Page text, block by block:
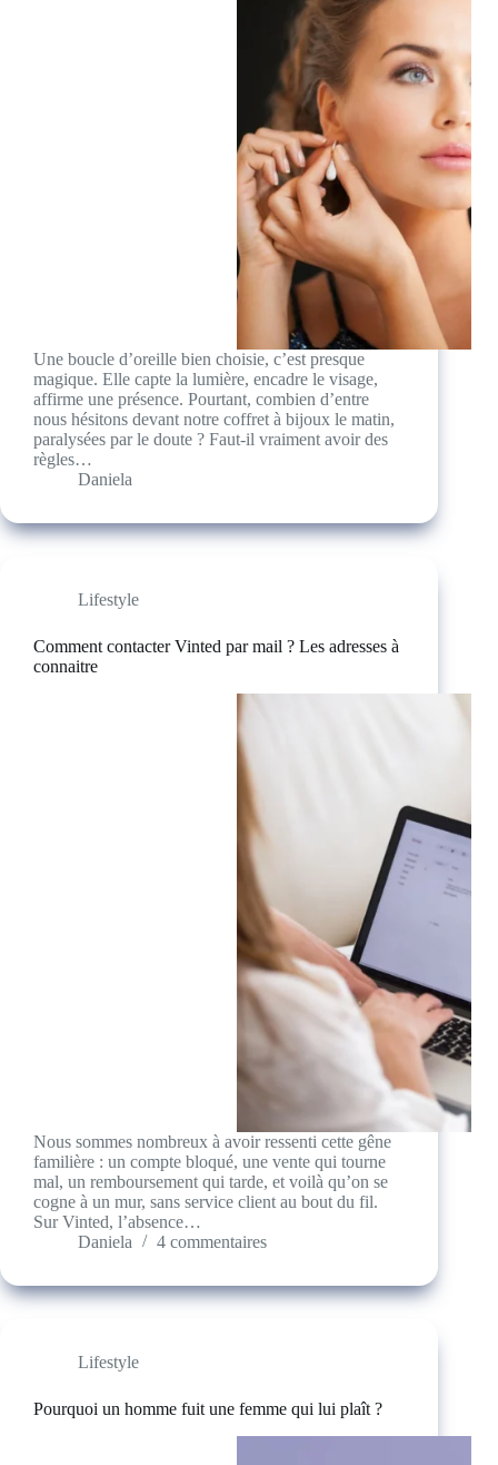
Une boucle d’oreille bien choisie, c’est presque
magique. Elle capte la lumière, encadre le visage,
affirme une présence. Pourtant, combien d’entre
nous hésitons devant notre coffret à bijoux le matin,
paralysées par le doute ? Faut-il vraiment avoir des
règles…
Daniela
Lifestyle
Comment contacter Vinted par mail ? Les adresses à
connaitre
Nous sommes nombreux à avoir ressenti cette gêne
familière : un compte bloqué, une vente qui tourne
mal, un remboursement qui tarde, et voilà qu’on se
cogne à un mur, sans service client au bout du fil.
Sur Vinted, l’absence…
Daniela
4 commentaires
Lifestyle
Pourquoi un homme fuit une femme qui lui plaît ?